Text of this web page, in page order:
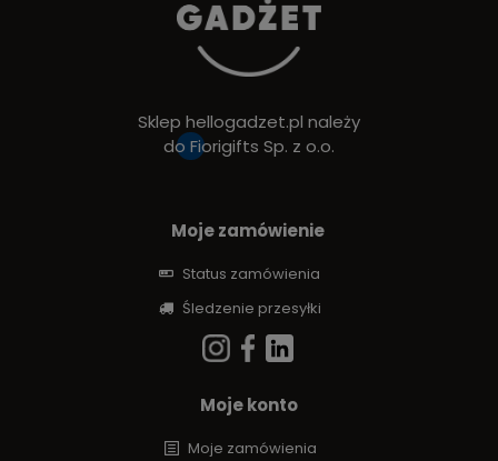
Sklep hellogadzet.pl należy
do Fiorigifts Sp. z o.o.
Moje zamówienie
Status zamówienia
Śledzenie przesyłki
Moje konto
Moje zamówienia